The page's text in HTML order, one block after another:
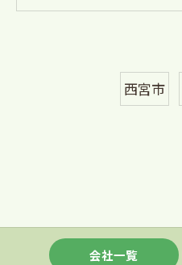
西宮市
会社一覧